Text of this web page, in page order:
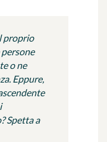
proprio
o ne
Eppure,
Spetta a